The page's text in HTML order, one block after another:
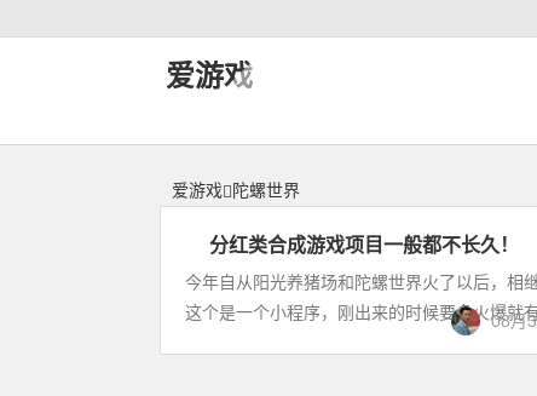
爱游戏
爱游戏 陀螺世界
站
长
备
分红类合成游戏项目一般都不长久！
今年自从阳光养猪场和陀螺世界火了以后，相
这个是一个小程序，刚出来的时候要多火爆就
08月